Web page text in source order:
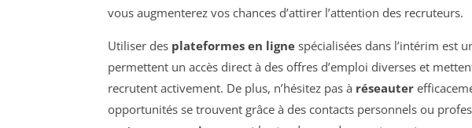
vous augmenterez vos chances d’attirer l’attention des recruteurs.
Utiliser des plateformes en ligne spécialisées dans l’intérim est
permettent un accès direct à des offres d’emploi diverses et
recrutent activement. De plus, n’hésitez pas à réseauter
opportunités se trouvent grâce à des contacts personnels ou